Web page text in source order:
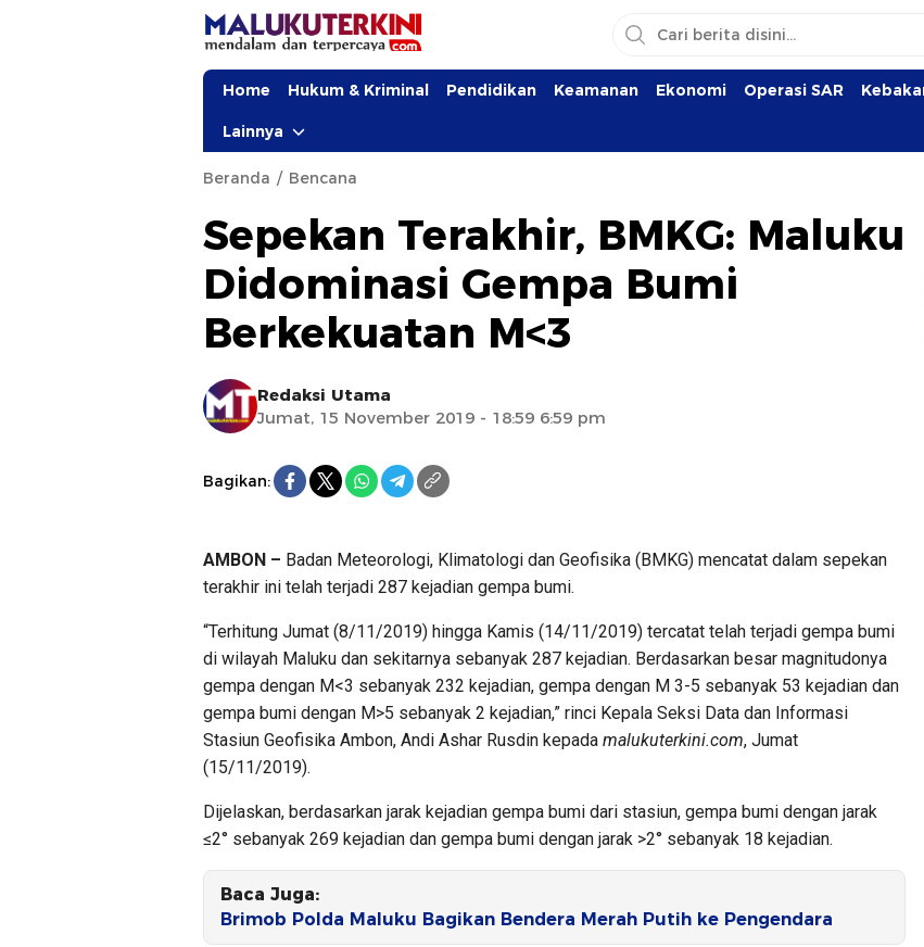
Home Hukum & Kriminal Pendidikan Keamanan Ekonomi Operasi SAR
Lainnya
Beranda Bencana
Sepekan Terakhir, BMKG: Maluku
Didominasi Gempa Bumi
Berkekuatan M<3
Redaksi Utama
Jumat, 15 November 2019 - 18:59 6:59 pm
Bagikan:
AMBON – Badan Meteorologi, Klimatologi dan Geofisika (BMKG) mencatat dalam sepekan
terakhir ini telah terjadi 287 kejadian gempa bumi.
“Terhitung Jumat (8/11/2019) hingga Kamis (14/11/2019) tercatat telah terjadi gempa bumi
di wilayah Maluku dan sekitarnya sebanyak 287 kejadian. Berdasarkan besar magnitudonya
gempa dengan M<3 sebanyak 232 kejadian, gempa dengan M 3-5 sebanyak 53 kejadian dan
gempa bumi dengan M>5 sebanyak 2 kejadian,” rinci Kepala Seksi Data dan Informasi
Stasiun Geofisika Ambon, Andi Ashar Rusdin kepada malukuterkini.com, Jumat
(15/11/2019).
Dijelaskan, berdasarkan jarak kejadian gempa bumi dari stasiun, gempa bumi dengan jarak
≤2° sebanyak 269 kejadian dan gempa bumi dengan jarak >2° sebanyak 18 kejadian.
Baca Juga:
Brimob Polda Maluku Bagikan Bendera Merah Putih ke Pengendara